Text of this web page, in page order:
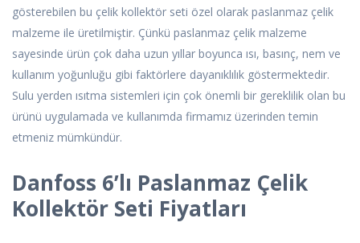
gösterebilen bu çelik kollektör seti özel olarak paslanmaz çelik
malzeme ile üretilmiştir. Çünkü paslanmaz çelik malzeme
sayesinde ürün çok daha uzun yıllar boyunca ısı, basınç, nem ve
kullanım yoğunluğu gibi faktörlere dayanıklılık göstermektedir.
Sulu yerden ısıtma sistemleri için çok önemli bir gereklilik olan bu
ürünü uygulamada ve kullanımda firmamız üzerinden temin
etmeniz mümkündür.
Danfoss 6’lı Paslanmaz Çelik
Kollektör Seti Fiyatları